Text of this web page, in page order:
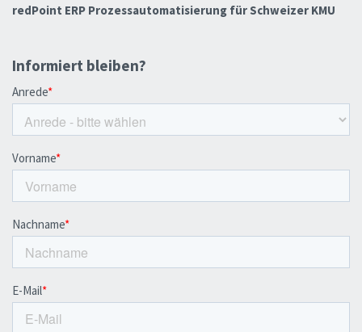
redPoint ERP Prozessautomatisierung für Schweizer KMU
Informiert bleiben?